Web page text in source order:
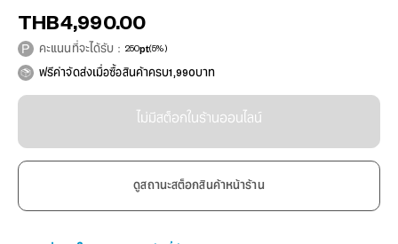
THB4,990.00
คะแนนที่จะได้รับ： 250pt(5%)
ฟรีค่าจัดส่งเมื่อซื้อสินค้าครบ1,990บาท
ไม่มีสต็อกในร้านออนไลน์
ดูสถานะสต็อกสินค้าหน้าร้าน